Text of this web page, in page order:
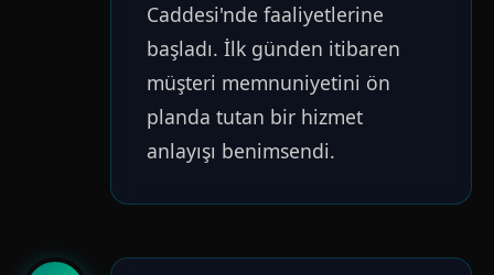
Caddesi'nde faaliyetlerine
başladı. İlk günden itibaren
müşteri memnuniyetini ön
planda tutan bir hizmet
anlayışı benimsendi.